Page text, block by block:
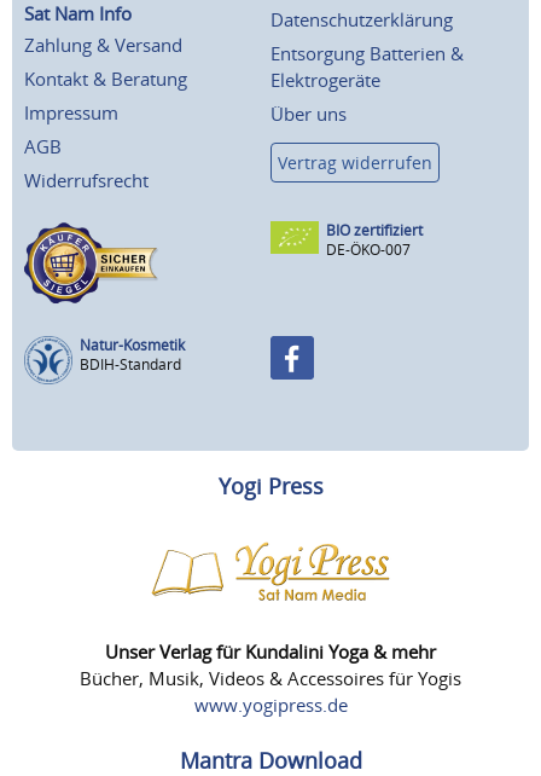
Sat Nam Info
Zahlung & Versand
Kontakt & Beratung
Impressum
AGB
Widerrufsrecht
Datenschutzerklärung
Entsorgung Batterien &
Elektrogeräte
Über uns
Vertrag widerrufen
BIO zertifiziert
DE-ÖKO-007
Natur-Kosmetik
BDIH-Standard
Yogi Press
Unser Verlag für Kundalini Yoga & mehr
Bücher, Musik, Videos & Accessoires für Yogis
www.yogipress.de
Mantra Download